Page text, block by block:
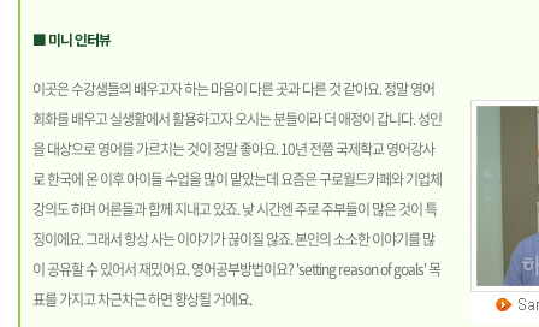
■ 미니 인터뷰
이곳은 수강생들의 배우고자 하는 마음이 다른 곳과 다른 것 같아요. 정말 영어
회화를 배우고 실생활에서 활용하고자 오시는 분들이라 더 애정이 갑니다. 성인
을 대상으로 영어를 가르치는 것이 정말 좋아요. 10년 전쯤 국제학교 영어강사
로 한국에 온 이후 아이들 수업을 많이 맡았는데 요즘은 구로월드카페와 기업체
강의도 하며 어른들과 함께 지내고 있죠. 낮 시간엔 주로 주부들이 많은 것이 특
징이에요. 그래서 항상 사는 이야기가 끊이질 않죠. 본인의 소소한 이야기를 많
이 공유할 수 있어서 재밌어요. 영어공부방법이요? 'setting reason of goals' 목
표를 가지고 차근차근 하면 향상될 거에요.